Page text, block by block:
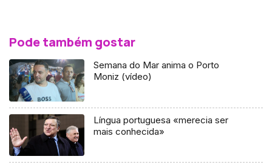
Pode também gostar
Semana do Mar anima o Porto
Moniz (vídeo)
Língua portuguesa «merecia ser
mais conhecida»